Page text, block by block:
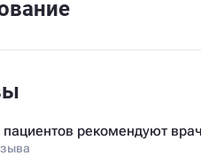
пациентов рекомендуют